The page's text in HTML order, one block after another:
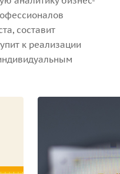
составит
к реализации